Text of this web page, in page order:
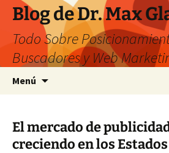
Saltar
contenido
Blog de Dr. Max
Todo Sobre
Buscadores y Web
Menú
El mercado de
creciendo en los